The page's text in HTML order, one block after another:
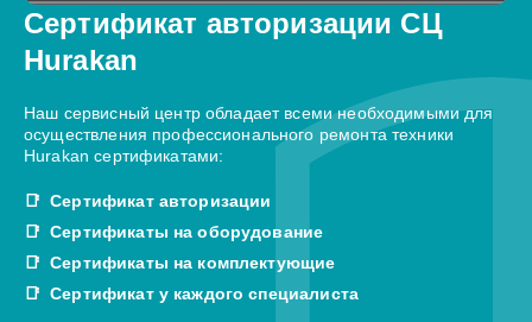
Сертификат авторизации СЦ
Hurakan
Наш сервисный центр обладает всеми необходимыми для
осуществления профессионального ремонта техники
Hurakan сертификатами:
Сертификат авторизации
Сертификаты на оборудование
Сертификаты на комплектующие
Сертификат у каждого специалиста